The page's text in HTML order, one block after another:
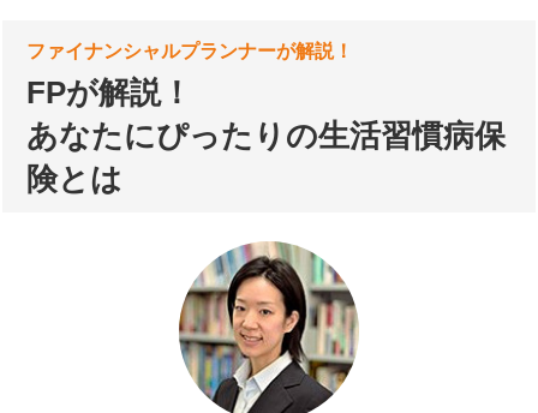
ファイナンシャルプランナーが解説！
FPが解説！
あなたにぴったりの生活習慣病保
険とは